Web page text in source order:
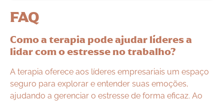
FAQ
Como a terapia pode ajudar líderes a
lidar com o estresse no trabalho?
A terapia oferece aos líderes empresariais um espaço
seguro para explorar e entender suas emoções,
ajudando a gerenciar o estresse de forma eficaz. Ao